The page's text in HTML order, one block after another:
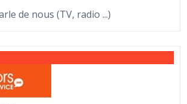
de nous (TV, radio ...)